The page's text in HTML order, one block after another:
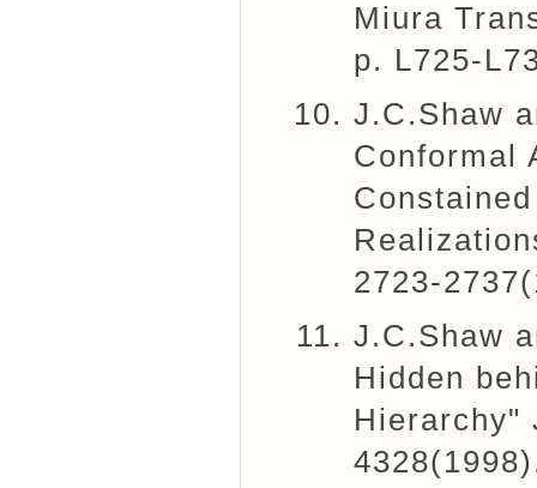
Miura
p. L725-
J.C.Shaw
Conformal
2723-
J.C.Shaw
Hidden
Hierarchy"